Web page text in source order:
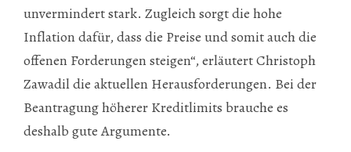
unvermindert stark. Zugleich sorgt die hohe
Inflation dafür, dass die Preise und somit auch die
offenen Forderungen steigen“, erläutert Christoph
Zawadil die aktuellen Herausforderungen. Bei der
Beantragung höherer Kreditlimits brauche es
deshalb gute Argumente.